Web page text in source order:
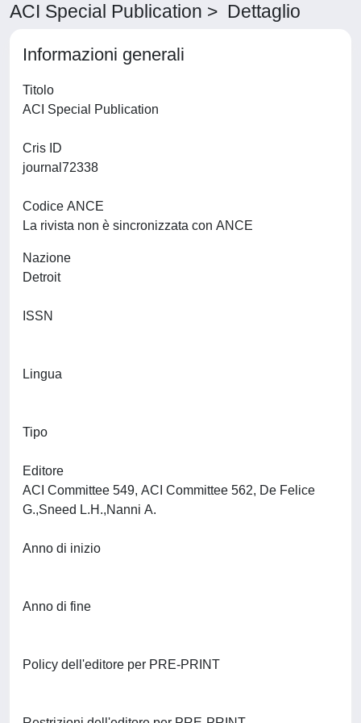
ACI Special Publication > Dettaglio
Informazioni generali
Titolo
Cris ID
Codice ANCE
La rivista non è sincronizzata con ANCE
Nazione
ISSN
Lingua
Tipo
Editore
ACI Committee 549, ACI Committee 562, De Felice
Anno di inizio
Anno di fine
Policy dell'editore per PRE-PRINT